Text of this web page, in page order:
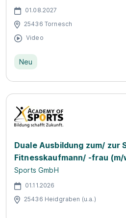
01.08.2027
25436 Tornesch
Video
Neu
Duale Ausbildung zum/ zur
Fitnesskaufmann/ -frau
Sports GmbH
01.11.2026
25436 Heidgraben (u.a.)